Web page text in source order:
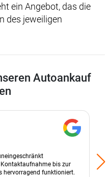
ein Angebot, das die
des jeweiligen
Autoankauf
bis zur
hervorragend funktioniert.